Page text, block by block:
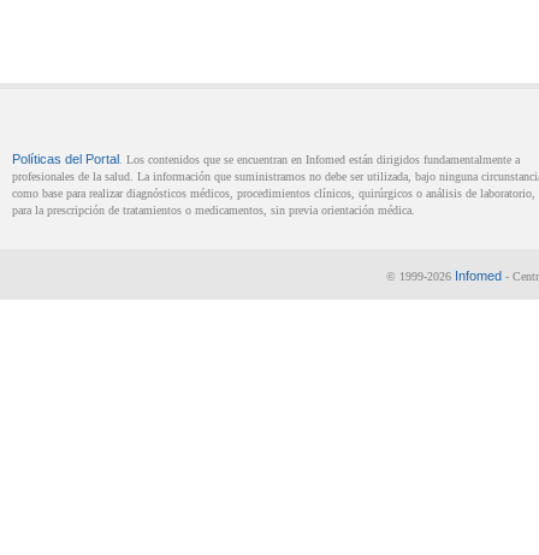
Políticas del Portal . Los contenidos que se encuentran en Infomed están dirigidos fundamentalmente a
profesionales de la salud. La información que suministramos no debe ser utilizada, bajo ninguna
como base para realizar diagnósticos médicos, procedimientos clínicos, quirúrgicos o análisis de laboratorio,
para la prescripción de tratamientos o medicamentos, sin previa orientación médica.
© 1999-2026 Infomed -